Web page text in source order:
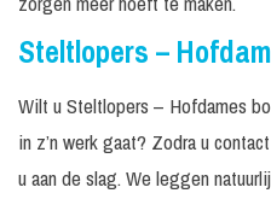
Steltlopers –
Wilt u Steltlopers – Hofdames
in z’n werk gaat? Zodra u
u aan de slag. We leggen